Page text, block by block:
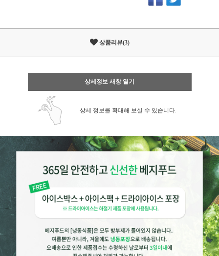
상품리뷰(3)
상세정보 새창 열기
상세 정보를 확대해 보실 수 있습니다.